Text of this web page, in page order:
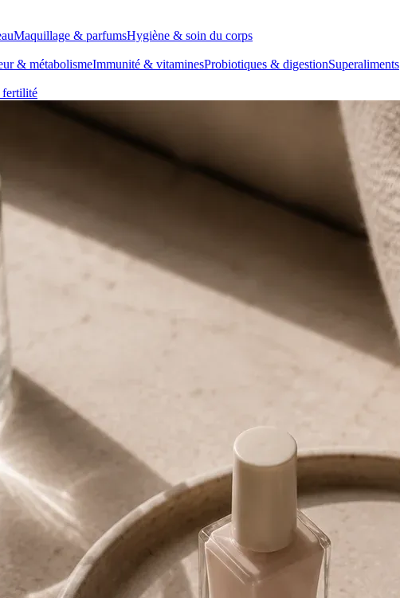
Maquillage & parfumsHygiène & soin du corps
& métabolismeImmunité & vitaminesProbiotiques & digestionSuperaliments